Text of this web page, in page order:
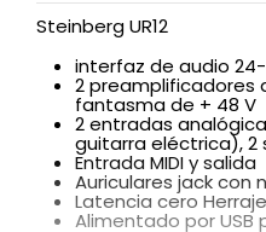
Steinberg UR12
interfaz de audio 24-
2 preamplificadores
fantasma de + 48 V
2 entradas
guitarra eléctrica), 2
Entrada MIDI y salida
Auriculares jack con
Latencia cero
Alimentado por